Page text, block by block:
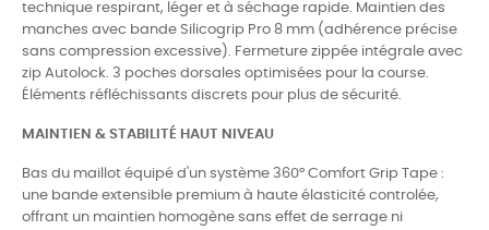
technique respirant, léger et à séchage rapide. Maintien des
manches avec bande Silicogrip Pro 8 mm (adhérence précise
sans compression excessive). Fermeture zippée intégrale avec
zip Autolock. 3 poches dorsales optimisées pour la course.
Éléments réfléchissants discrets pour plus de sécurité.
MAINTIEN & STABILITÉ HAUT NIVEAU
Bas du maillot équipé d'un système 360° Comfort Grip Tape :
une bande extensible premium à haute élasticité controlée,
offrant un maintien homogène sans effet de serrage ni